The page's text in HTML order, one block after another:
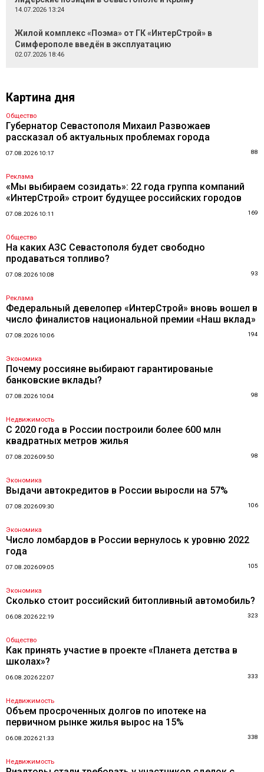
14.07.2026 13:24
Жилой комплекс «Поэма» от ГК «ИнтерСтрой» в
Симферополе введён в эксплуатацию
02.07.2026 18:46
Картина дня
Общество
Губернатор Севастополя Михаил Развожаев
рассказал об актуальных проблемах города
07.08.2026 10:17 88
Реклама
«Мы выбираем созидать»: 22 года группа компаний
«ИнтерСтрой» строит будущее российских городов
07.08.2026 10:11 169
Общество
На каких АЗС Севастополя будет свободно
продаваться топливо?
07.08.2026 10:08 93
Реклама
Федеральный девелопер «ИнтерСтрой» вновь вошел в
число финалистов национальной премии «Наш вклад»
07.08.2026 10:06 194
Экономика
Почему россияне выбирают гарантированые
банковские вклады?
07.08.2026 10:04 98
Недвижимость
С 2020 года в России построили более 600 млн
квадратных метров жилья
07.08.2026 09:50 98
Экономика
Выдачи автокредитов в России выросли на 57%
07.08.2026 09:30 106
Экономика
Число ломбардов в России вернулось к уровню 2022
года
07.08.2026 09:05 105
Экономика
Сколько стоит российский битопливный автомобиль?
06.08.2026 22:19 323
Общество
Как принять участие в проекте «Планета детства в
школах»?
06.08.2026 22:07 333
Недвижимость
Объем просроченных долгов по ипотеке на
первичном рынке жилья вырос на 15%
06.08.2026 21:33 338
Недвижимость